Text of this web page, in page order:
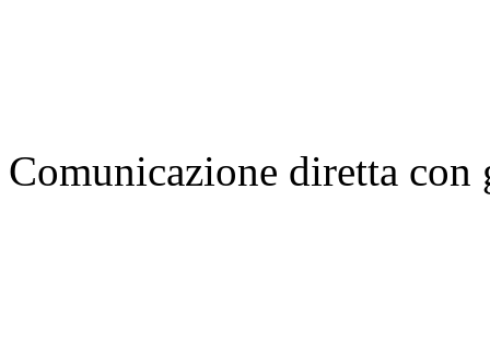
Comunicazione diretta